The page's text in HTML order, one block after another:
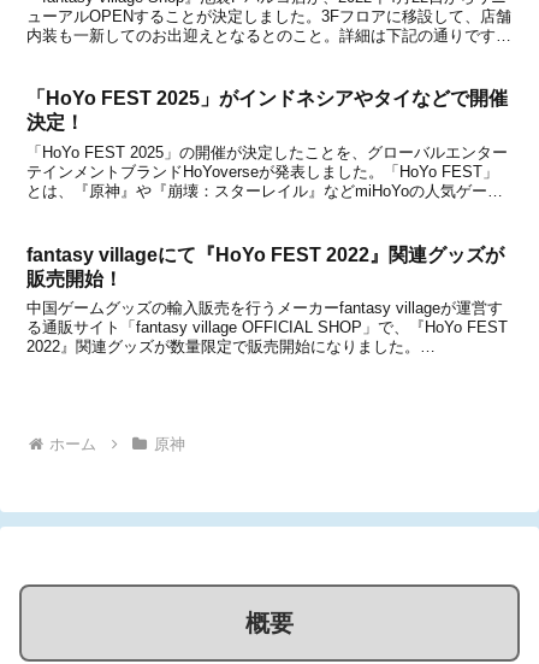
ューアルOPENすることが決定しました。3Fフロアに移設して、店舗
内装も一新してのお出迎えとなるとのこと。詳細は下記の通りです。
「HoYo FEST 2025」がインドネシアやタイなどで開催
決定！
「HoYo FEST 2025」の開催が決定したことを、グローバルエンター
テインメントブランドHoYoverseが発表しました。「HoYo FEST」
とは、『原神』や『崩壊：スターレイル』などmiHoYoの人気ゲーム
fantasy villageにて『HoYo FEST 2022』関連グッズが
販売開始！
中国ゲームグッズの輸入販売を行うメーカーfantasy villageが運営す
る通販サイト「fantasy village OFFICIAL SHOP」で、『HoYo FEST
2022』関連グッズが数量限定で販売開始になりました。
ホーム 原神
概要